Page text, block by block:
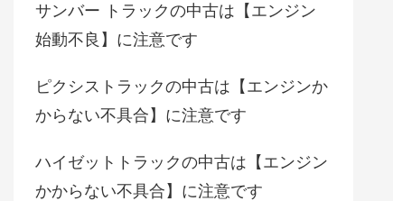
サンバー トラックの中古は【エンジン
始動不良】に注意です
ピクシストラックの中古は【エンジンか
からない不具合】に注意です
ハイゼットトラックの中古は【エンジン
かからない不具合】に注意です